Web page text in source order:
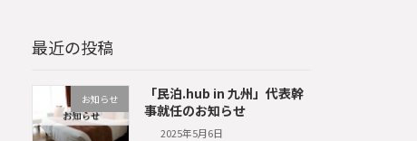
最近の投稿
お知らせ
「民泊.hub in 九州」代表幹
事就任のお知らせ
2025年5月6日